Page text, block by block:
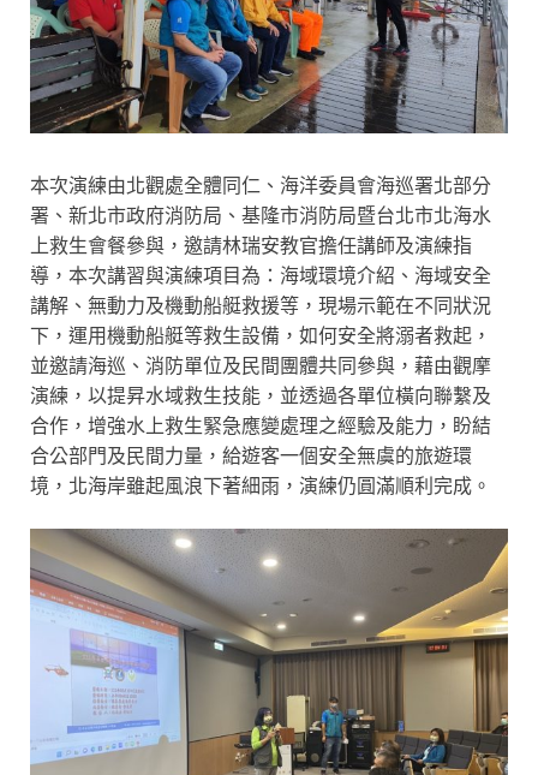
本次演練由北觀處全體同仁、海洋委員會海巡署北部分
署、新北市政府消防局、基隆市消防局暨台北市北海水
上救生會餐參與，邀請林瑞安教官擔任講師及演練指
導，本次講習與演練項目為：海域環境介紹、海域安全
講解、無動力及機動船艇救援等，現場示範在不同狀況
下，運用機動船艇等救生設備，如何安全將溺者救起，
並邀請海巡、消防單位及民間團體共同參與，藉由觀摩
演練，以提昇水域救生技能，並透過各單位橫向聯繫及
合作，增強水上救生緊急應變處理之經驗及能力，盼結
合公部門及民間力量，給遊客一個安全無虞的旅遊環
境，北海岸雖起風浪下著細雨，演練仍圓滿順利完成。